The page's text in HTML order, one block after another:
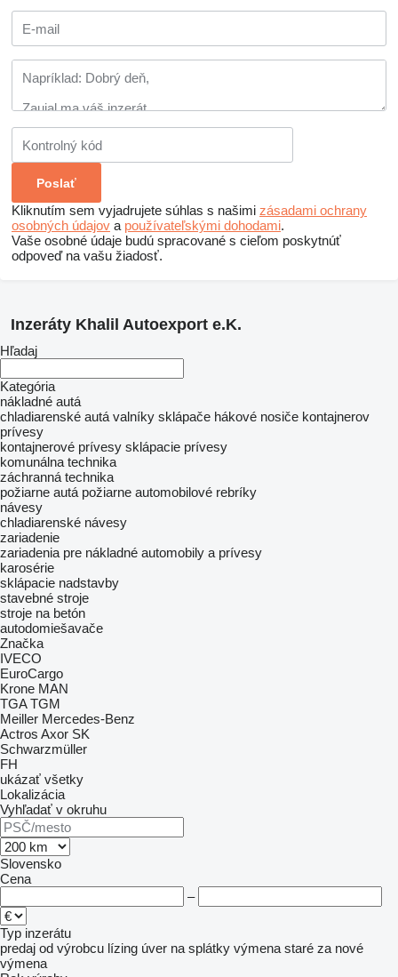
Kliknutím sem vyjadrujete súhlas s našimi zásadami ochrany
osobných údajov a používateľskými dohodami.
Vaše osobné údaje budú spracované s cieľom poskytnúť
odpoveď na vašu žiadosť.
Inzeráty Khalil Autoexport e.K.
Hľadaj
Kategória
nákladné autá
chladiarenské autá valníky sklápače hákové nosiče kontajnerov
prívesy
kontajnerové prívesy sklápacie prívesy
komunálna technika
záchranná technika
požiarne autá požiarne automobilové rebríky
návesy
chladiarenské návesy
zariadenie
zariadenia pre nákladné automobily a prívesy
karosérie
sklápacie nadstavby
stavebné stroje
stroje na betón
autodomiešavače
Značka
IVECO
EuroCargo
Krone MAN
TGA TGM
Meiller Mercedes-Benz
Actros Axor SK
Schwarzmüller
FH
ukázať všetky
Lokalizácia
Vyhľadať v okruhu
Slovensko
Cena
–
Typ inzerátu
predaj od výrobcu lízing úver na splátky výmena staré za nové
výmena